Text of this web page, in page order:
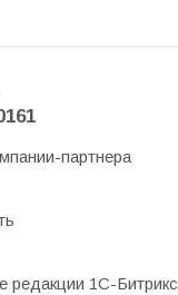
партнера
1С-Битрикс